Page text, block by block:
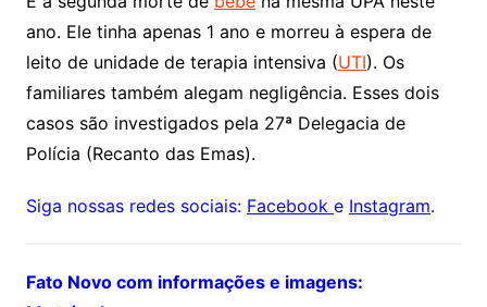
ano. Ele tinha apenas 1 ano e morreu à espera de
leito de unidade de terapia intensiva (UTI). Os
familiares também alegam negligência. Esses dois
casos são investigados pela 27ª Delegacia de
Polícia (Recanto das Emas).
Siga nossas redes sociais: Facebook e Instagram.
Fato Novo com informações e imagens: